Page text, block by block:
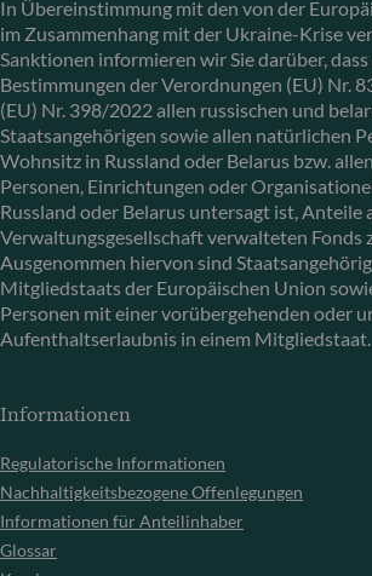
In Übereinstimmung mit den von der
im Zusammenhang mit der Ukraine-Krise
Sanktionen informieren wir Sie darüber, dass
Bestimmungen der Verordnungen (EU) Nr.
(EU) Nr. 398/2022 allen russischen und
Staatsangehörigen sowie allen natürlichen
Wohnsitz in Russland oder Belarus bzw.
Personen, Einrichtungen oder
Russland oder Belarus untersagt ist, Anteile
Verwaltungsgesellschaft verwalteten Fonds
Ausgenommen hiervon sind
Mitgliedstaats der Europäischen Union
Personen mit einer vorübergehenden oder
Aufenthaltserlaubnis in einem Mitgliedstaat.
Informationen
Regulatorische Informationen
Nachhaltigkeitsbezogene Offenlegungen
Informationen für Anteilinhaber
Glossar